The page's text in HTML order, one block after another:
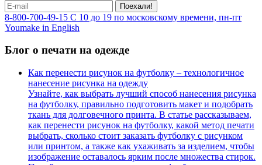
Поехали!
8-800-700-49-15 С 10 до 19 по московскому времени, пн-пт
Youmake in English
Блог о печати на одежде
Как перенести рисунок на футболку – технологичное
нанесение рисунка на одежду
Узнайте, как выбрать лучший способ нанесения рисунка
на футболку, правильно подготовить макет и подобрать
ткань для долговечного принта. В статье рассказываем,
как перенести рисунок на футболку, какой метод печати
выбрать, сколько стоит заказать футболку с рисунком
или принтом, а также как ухаживать за изделием, чтобы
изображение оставалось ярким после множества стирок.